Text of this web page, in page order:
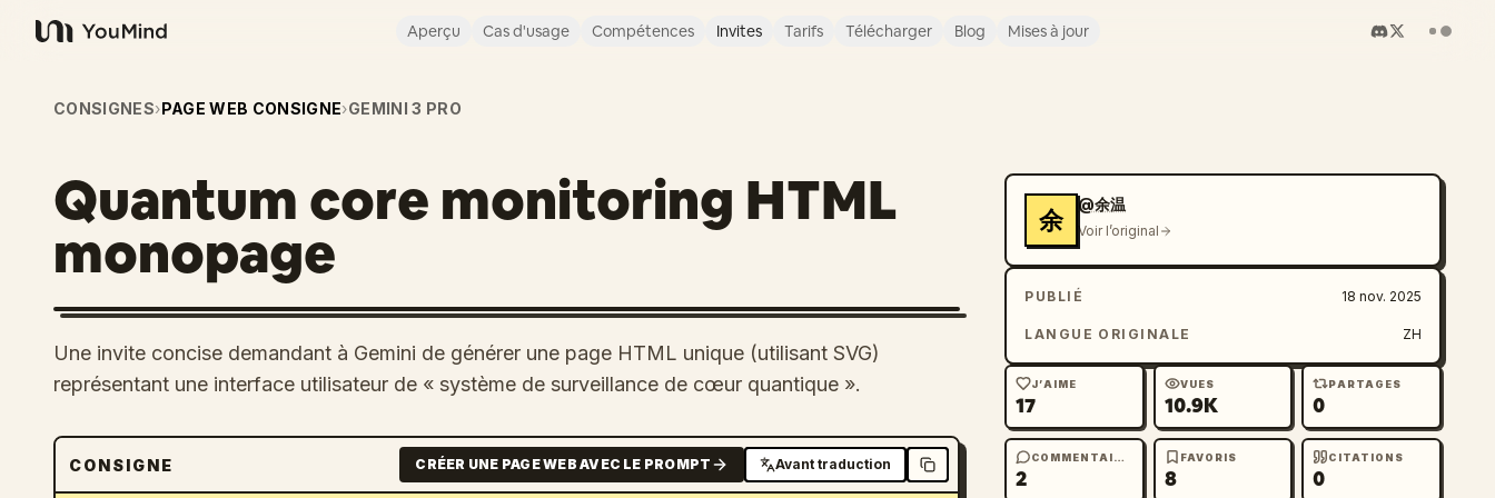
YouMind
Aperçu Cas d'usage Compétences Invites Tarifs Télécharger Blog Mises à jour
CONSIGNES›PAGE WEB CONSIGNE›GEMINI 3 PRO
Quantum core monitoring HTML
monopage
Une invite concise demandant à Gemini de générer une page HTML unique (utilisant SVG)
représentant une interface utilisateur de « système de surveillance de cœur quantique ».
CONSIGNE CRÉER UNE PAGE WEB AVEC LE PROMPT Avant traduction
余
@余温
Voir l’original
PUBLIÉ 18 nov. 2025
LANGUE ORIGINALE ZH
J’AIME
17
VUES
10.9K
PARTAGES
0
COMMENTAIRES
2
FAVORIS
8
CITATIONS
0